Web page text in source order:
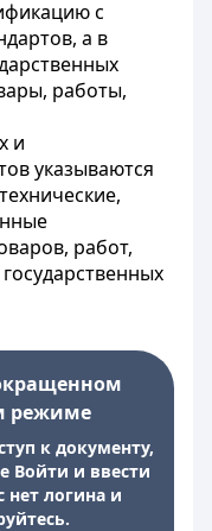
с
а в
работы,
и
указываются
работ,
режиме
к документу,
Войти и ввести
нет логина и